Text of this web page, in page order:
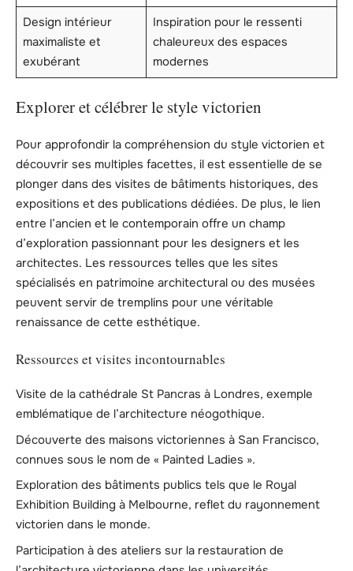
Design intérieur
maximaliste et
exubérant
Inspiration pour le ressenti
chaleureux des espaces
modernes
Explorer et célébrer le style victorien
Pour approfondir la compréhension du style victorien et
découvrir ses multiples facettes, il est essentielle de se
plonger dans des visites de bâtiments historiques, des
expositions et des publications dédiées. De plus, le lien
entre l’ancien et le contemporain offre un champ
d’exploration passionnant pour les designers et les
architectes. Les ressources telles que les sites
spécialisés en patrimoine architectural ou des musées
peuvent servir de tremplins pour une véritable
renaissance de cette esthétique.
Ressources et visites incontournables
Visite de la cathédrale St Pancras à Londres, exemple
emblématique de l’architecture néogothique.
Découverte des maisons victoriennes à San Francisco,
connues sous le nom de « Painted Ladies ».
Exploration des bâtiments publics tels que le Royal
Exhibition Building à Melbourne, reflet du rayonnement
victorien dans le monde.
Participation à des ateliers sur la restauration de